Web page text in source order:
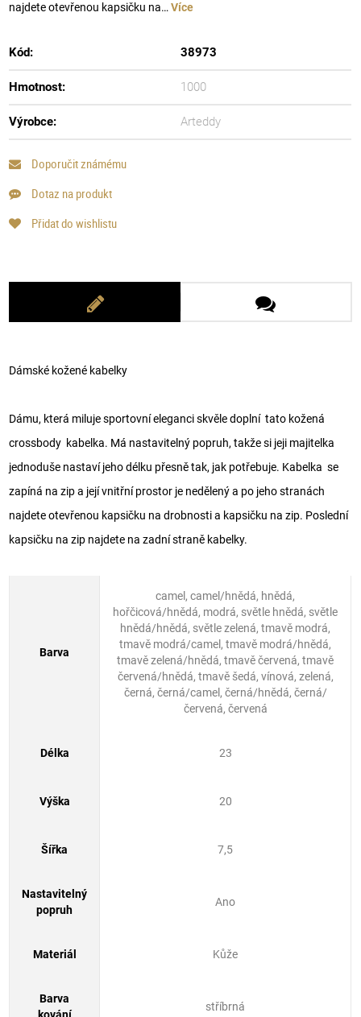
najdete otevřenou kapsičku na…Více
Kód: 38973
Hmotnost: 1000
Výrobce: Arteddy
Doporučit známému
Dotaz na produkt
Přidat do wishlistu
Dámské kožené kabelky
Dámu, která miluje sportovní eleganci skvěle doplní tato kožená
crossbody kabelka. Má nastavitelný popruh, takže si jeji majitelka
jednoduše nastaví jeho délku přesně tak, jak potřebuje. Kabelka se
zapíná na zip a její vnitřní prostor je nedělený a po jeho stranách
najdete otevřenou kapsičku na drobnosti a kapsičku na zip. Poslední
kapsičku na zip najdete na zadní straně kabelky.
Barva
camel, camel/hnědá, hnědá,
hořčicová/hnědá, modrá, světle hnědá, světle
hnědá/hnědá, světle zelená, tmavě modrá,
tmavě modrá/camel, tmavě modrá/hnědá,
tmavě zelená/hnědá, tmavě červená, tmavě
červená/hnědá, tmavě šedá, vínová, zelená,
černá, černá/camel, černá/hnědá, černá/
červená, červená
Délka 23
Výška 20
Šířka 7,5
Nastavitelný
popruh
Ano
Materiál Kůže
Barva
stříbrná